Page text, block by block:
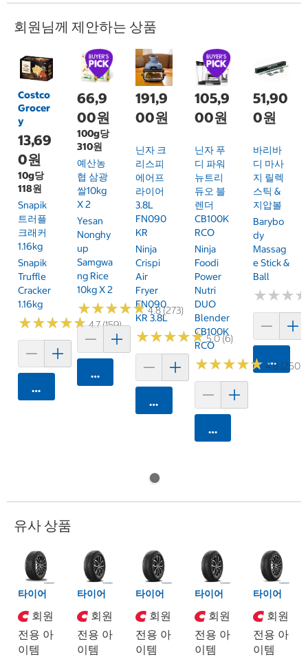
회원님께 제안하는 상품
Costco
Grocer
y
13,69
0원
10g당
118원
Snapik
트러플
크래커
1.16kg
Snapik
Truffle
Cracker
1.16kg
★★★★★
★★★★★4.7 (159)
카트에 담기
66,9
00원
100g당
310원
예산농
협 삼광
쌀10kg
X 2
Yesan
Nonghy
Up
Samgwa
Ng Rice
10kg X 2
★★★★★
★★★★★4.8 (273)
카트에 담기
191,9
00원
닌자 크
리스피
에어프
라이어
3.8L
FN090
KR
Ninja
Crispi
Air
Fryer
FN090
KR 3.8L
★★★★★
★★★★★5.0 (6)
카트에 담기
105,9
00원
닌자 푸
디 파워
뉴트리
듀오 블
렌더
CB100K
RCO
Ninja
Foodi
Power
Nutri
DUO
Blender
CB100K
RCO
★★★★★
★★★★★ 4.8 (250)
카트에 담기
51,90
0원
바리바
디 마사
지 릴렉
스틱 &
지압볼
Barybo
Dy
Massag
E Stick &
Ball
★★★
★★★
카트에
유사 상품
타이어
회원
전용 아
이템
타이어
회원
전용 아
이템
타이어
회원
전용 아
이템
타이어
회원
전용 아
이템
타이어
회원
전용 아
이템